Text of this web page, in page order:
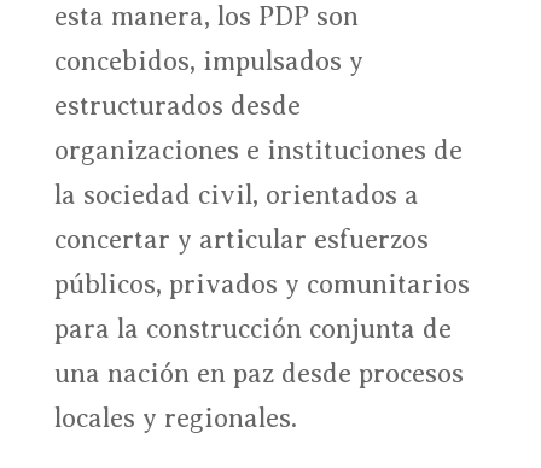
esta manera, los PDP son
concebidos, impulsados y
estructurados desde
organizaciones e instituciones de
la sociedad civil, orientados a
concertar y articular esfuerzos
públicos, privados y comunitarios
para la construcción conjunta de
una nación en paz desde procesos
locales y regionales.